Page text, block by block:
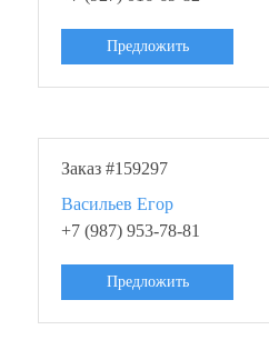
Предложить
Заказ #159297
Васильев Егор
+7 (987) 953-78-81
Предложить